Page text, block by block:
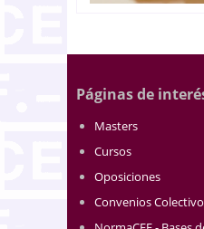
Páginas de
Masters
Cursos
Oposiciones
Convenios